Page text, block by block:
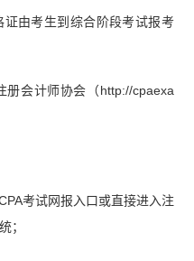
由考生到综合阶段考试报考
册会计师协会（http://cpaexa
考试网报入口或直接进入注
；